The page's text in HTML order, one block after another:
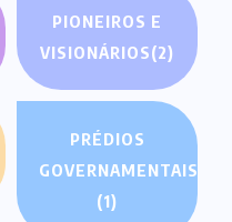
PIONEIROS E
VISIONÁRIOS(2)
PRÉDIOS
GOVERNAMENTAIS
(1)